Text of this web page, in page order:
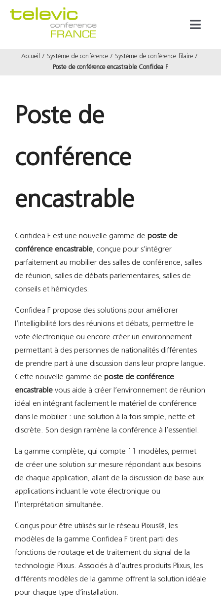
Accueil Système de conférence
Système de conférence filaire
Poste de conférence encastrable Confidea F
Poste de
conférence
encastrable
Confidea F est une nouvelle gamme de poste de
conférence encastrable, conçue pour s’intégrer
parfaitement au mobilier des salles de conférence, salles
de réunion, salles de débats parlementaires, salles de
conseils et hémicycles.
Confidea F propose des solutions pour améliorer
l’intelligibilité lors des réunions et débats, permettre le
vote électronique ou encore créer un environnement
permettant à des personnes de nationalités différentes
de prendre part à une discussion dans leur propre langue.
Cette nouvelle gamme de poste de conférence
encastrable vous aide à créer l’environnement de réunion
idéal en intégrant facilement le matériel de conférence
dans le mobilier : une solution à la fois simple, nette et
discrète. Son design ramène la conférence à l’essentiel.
La gamme complète, qui compte 11 modèles, permet
de créer une solution sur mesure répondant aux besoins
de chaque application, allant de la discussion de base aux
applications incluant le vote électronique ou
l’interprétation simultanée.
Conçus pour être utilisés sur le réseau Plixus®, les
modèles de la gamme Confidea F tirent parti des
fonctions de routage et de traitement du signal de la
technologie Plixus. Associés à d’autres produits Plixus, les
différents modèles de la gamme offrent la solution idéale
pour chaque type d’installation.